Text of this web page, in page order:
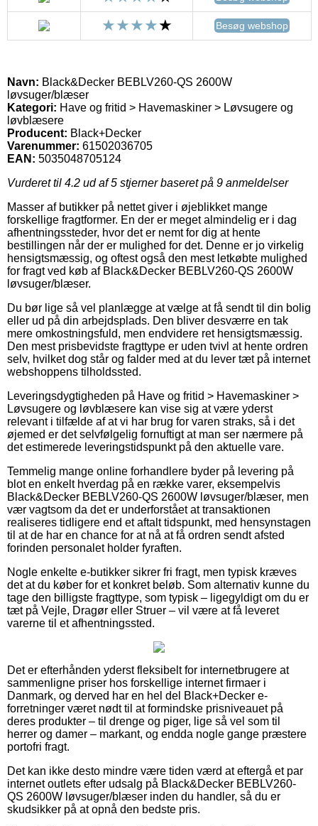
Besøg webshop
Navn: Black&Decker BEBLV260-QS 2600W
løvsuger/blæser
Kategori: Have og fritid > Havemaskiner > Løvsugere og
løvblæsere
Producent: Black+Decker
Varenummer: 61502036705
EAN: 5035048705124
Vurderet til 4.2 ud af 5 stjerner baseret på 9 anmeldelser
Masser af butikker på nettet giver i øjeblikket mange
forskellige fragtformer. En der er meget almindelig er i dag
afhentningssteder, hvor det er nemt for dig at hente
bestillingen når der er mulighed for det. Denne er jo virkelig
hensigtsmæssig, og oftest også den mest letkøbte mulighed
for fragt ved køb af Black&Decker BEBLV260-QS 2600W
løvsuger/blæser.
Du bør lige så vel planlægge at vælge at få sendt til din bolig
eller ud på din arbejdsplads. Den bliver desværre en tak
mere omkostningsfuld, men endvidere ret hensigtsmæssig.
Den mest prisbevidste fragttype er uden tvivl at hente ordren
selv, hvilket dog står og falder med at du lever tæt på internet
webshoppens tilholdssted.
Leveringsdygtigheden på Have og fritid > Havemaskiner >
Løvsugere og løvblæsere kan vise sig at være yderst
relevant i tilfælde af at vi har brug for varen straks, så i det
øjemed er det selvfølgelig fornuftigt at man ser nærmere på
det estimerede leveringstidspunkt på den aktuelle vare.
Temmelig mange online forhandlere byder på levering på
blot en enkelt hverdag på en række varer, eksempelvis
Black&Decker BEBLV260-QS 2600W løvsuger/blæser, men
vær vagtsom da det er underforstået at transaktionen
realiseres tidligere end et aftalt tidspunkt, med hensynstagen
til at de har en chance for at nå at få ordren sendt afsted
forinden personalet holder fyraften.
Nogle enkelte e-butikker sikrer fri fragt, men typisk kræves
det at du køber for et konkret beløb. Som alternativ kunne du
tage den billigste fragttype, som typisk – ligegyldigt om du er
tæt på Vejle, Dragør eller Struer – vil være at få leveret
varerne til et afhentningssted.
Det er efterhånden yderst fleksibelt for internetbrugere at
sammenligne priser hos forskellige internet firmaer i
Danmark, og derved har en hel del Black+Decker e-
forretninger været nødt til at formindske prisniveauet på
deres produkter – til drenge og piger, lige så vel som til
herrer og damer – markant, og endda nogle gange præstere
portofri fragt.
Det kan ikke desto mindre være tiden værd at eftergå et par
internet outlets efter udsalg på Black&Decker BEBLV260-
QS 2600W løvsuger/blæser inden du handler, så du er
skudsikker på at opnå den bedste pris.